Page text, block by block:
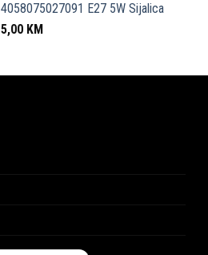
4058075027091 E27 5W Sijalica
5,00 KM